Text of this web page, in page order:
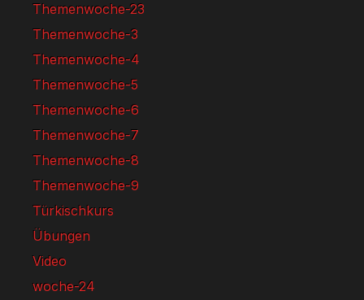
Themenwoche-23
Themenwoche-3
Themenwoche-4
Themenwoche-5
Themenwoche-6
Themenwoche-7
Themenwoche-8
Themenwoche-9
Türkischkurs
Übungen
Video
woche-24